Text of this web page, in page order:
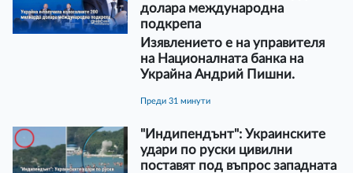
долара международна
подкрепа
Изявлението е на управителя
на Националната банка на
Украйна Андрий Пишни.
преди 31 минути
"Индипендънт": Украинските
удари по руски цивилни
поставят под въпрос западната